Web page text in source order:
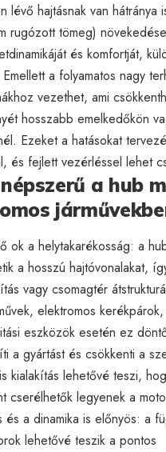
lévő hajtásnak van hátránya
rugózott tömeg)
és komfortját,
a folyamatos nagy
vezethet, ami
hosszabb emelkedőkön
Ezeket a hatásokat
és fejlett vezérléssel lehet
a hub
ok a helytakarékosság: a
a hosszú hajtóvonalakat,
vagy csomagtér
elektromos
eszközök esetén ez
a gyártást és csökkenti a
kialakítás lehetővé teszi,
cserélhetők legyenek a
és a dinamika is előnyös: a
lehetővé teszik a pontos